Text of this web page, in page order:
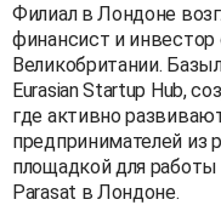
Филиал в Лондоне
финансист и
Великобритании.
Eurasian Startup Hub,
где активно
предпринимателей из
площадкой для работы
Parasat в Лондоне.